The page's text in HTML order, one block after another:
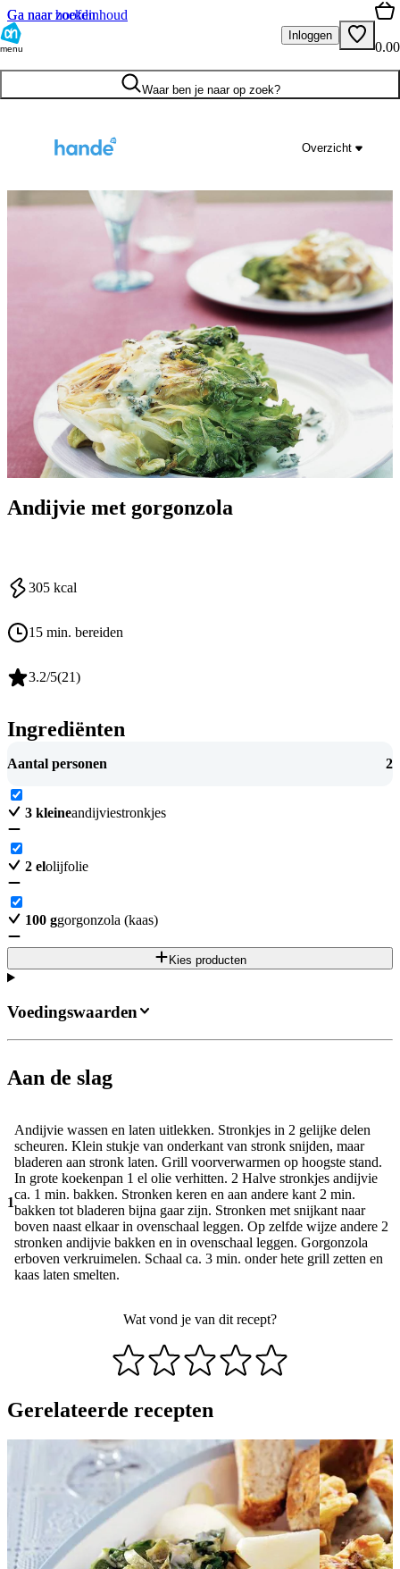
Ga naar hoofdinhoud
Ga naar zoeken
menu
Inloggen
0.00
Waar ben je naar op zoek?
Overzicht
Andijvie met gorgonzola
305 kcal
15 min. bereiden
3.2/5(21)
Ingrediënten
Aantal personen 2
3 kleineandijviestronkjes
2 elolijfolie
100 ggorgonzola (kaas)
Kies producten
Aan de slag
1
Andijvie wassen en laten uitlekken. Stronkjes in 2 gelijke delen
scheuren. Klein stukje van onderkant van stronk snijden, maar
bladeren aan stronk laten. Grill voorverwarmen op hoogste stand.
In grote koekenpan 1 el olie verhitten. 2 Halve stronkjes andijvie
ca. 1 min. bakken. Stronken keren en aan andere kant 2 min.
bakken tot bladeren bijna gaar zijn. Stronken met snijkant naar
boven naast elkaar in ovenschaal leggen. Op zelfde wijze andere 2
stronken andijvie bakken en in ovenschaal leggen. Gorgonzola
erboven verkruimelen. Schaal ca. 3 min. onder hete grill zetten en
kaas laten smelten.
Wat vond je van dit recept?
Voedingswaarden
Gerelateerde recepten